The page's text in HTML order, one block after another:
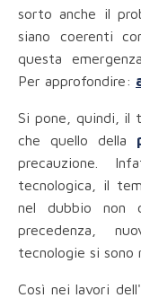
sorto anche il
siano coerenti
questa
Per approfondire:
Si pone, quindi, il
che quello della
precauzione.
tecnologica, il
nel dubbio non
precedenza,
tecnologie si sono
Così nei lavori